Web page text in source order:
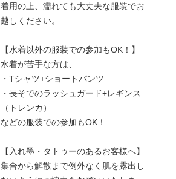
着用の上、濡れても大丈夫な服装でお
越しください。
【水着以外の服装での参加もOK！】
水着が苦手な方は、
・Tシャツ+ショートパンツ
・長そでのラッシュガード+レギンス
（トレンカ）
などの服装での参加もOK！
【入れ墨・タトゥーのあるお客様へ】
集合から解散まで例外なく肌を露出し